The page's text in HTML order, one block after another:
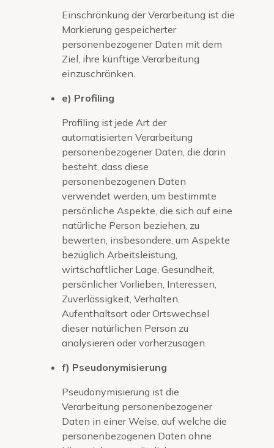
Einschränkung der Verarbeitung ist die
Markierung gespeicherter
personenbezogener Daten mit dem
Ziel, ihre künftige Verarbeitung
einzuschränken.
e) Profiling
Profiling ist jede Art der
automatisierten Verarbeitung
personenbezogener Daten, die darin
besteht, dass diese
personenbezogenen Daten
verwendet werden, um bestimmte
persönliche Aspekte, die sich auf eine
natürliche Person beziehen, zu
bewerten, insbesondere, um Aspekte
bezüglich Arbeitsleistung,
wirtschaftlicher Lage, Gesundheit,
persönlicher Vorlieben, Interessen,
Zuverlässigkeit, Verhalten,
Aufenthaltsort oder Ortswechsel
dieser natürlichen Person zu
analysieren oder vorherzusagen.
f) Pseudonymisierung
Pseudonymisierung ist die
Verarbeitung personenbezogener
Daten in einer Weise, auf welche die
personenbezogenen Daten ohne